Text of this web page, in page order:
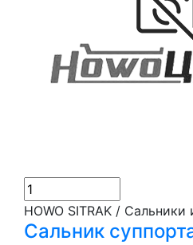
HOWO SITRAK / Сальники
Сальник